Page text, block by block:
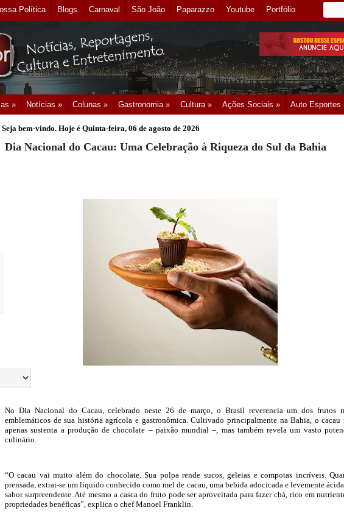
Política Blogs Carnaval São João Paparazzo Youtube Portfólio
» Notícias » Colunas » Gastronomia » Cultura » Ações Sociais » Auto Esportes
Seja bem-vindo. Hoje é Quinta-feira, 06 de agosto de 2026
Dia Nacional do Cacau: Uma Celebração à Riqueza do Sul da Bahia
No Dia Nacional do Cacau, celebrado neste 26 de março, o Brasil reverencia um dos frutos
emblemáticos de sua história agrícola e gastronômica. Cultivado principalmente na Bahia, o cacau
apenas sustenta a produção de chocolate – paixão mundial –, mas também revela um vasto
culinário.
“O cacau vai muito além do chocolate. Sua polpa rende sucos, geleias e compotas incríveis.
prensada, extrai-se um líquido conhecido como mel de cacau, uma bebida adocicada e levemente
sabor surpreendente. Até mesmo a casca do fruto pode ser aproveitada para fazer chá, rico em
propriedades benéficas”, explica o chef Manoel Franklin.